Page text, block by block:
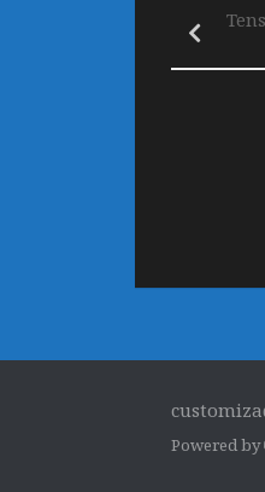
Powered by